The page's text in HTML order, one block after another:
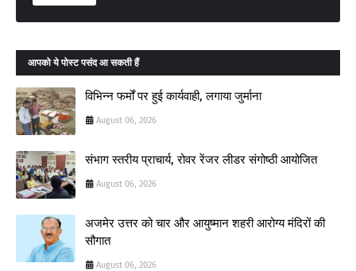
आपको ये पोस्ट पसंद आ सकती हैं
विभिन्न फर्मों पर हुई कार्यवाही, लगाया जुर्माना
August 06, 2026
संभाग स्तरीय प्राचार्य, रोवर रेंजर लीडर संगोष्ठी आयोजित
August 06, 2026
अजमेर उत्तर को चार और आयुष्मान शहरी आरोग्य मंदिरों की
सौगात
August 06, 2026